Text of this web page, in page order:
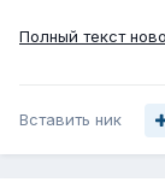
Полный текст
Вставить ник